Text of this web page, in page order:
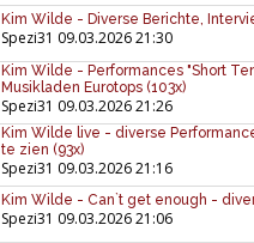
Kim Wilde - Diverse Berichte,
Spezi31 09.03.2026 21:30
Kim Wilde - Performances "Short
Musikladen Eurotops (103x)
Spezi31 09.03.2026 21:26
Kim Wilde live - diverse
te zien (93x)
Spezi31 09.03.2026 21:16
Kim Wilde - Can`t get enough -
Spezi31 09.03.2026 21:06